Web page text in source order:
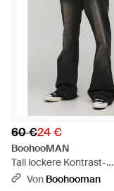
60 €24 €
BoohooMAN
Tall lockere Kontrast-
Schlagjeans - Schwarz
Von Boohooman